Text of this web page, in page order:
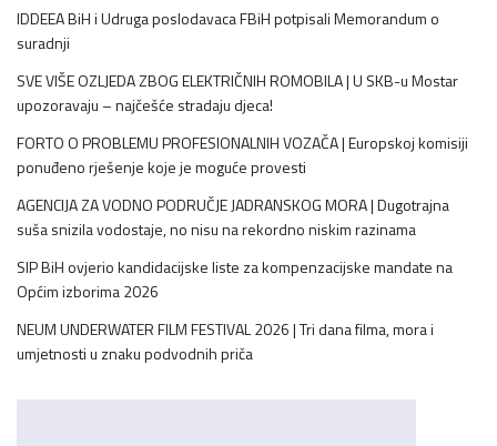
IDDEEA BiH i Udruga poslodavaca FBiH potpisali Memorandum o
suradnji
SVE VIŠE OZLJEDA ZBOG ELEKTRIČNIH ROMOBILA | U SKB-u Mostar
upozoravaju – najčešće stradaju djeca!
FORTO O PROBLEMU PROFESIONALNIH VOZAČA | Europskoj komisiji
ponuđeno rješenje koje je moguće provesti
AGENCIJA ZA VODNO PODRUČJE JADRANSKOG MORA | Dugotrajna
suša snizila vodostaje, no nisu na rekordno niskim razinama
SIP BiH ovjerio kandidacijske liste za kompenzacijske mandate na
Općim izborima 2026
NEUM UNDERWATER FILM FESTIVAL 2026 | Tri dana filma, mora i
umjetnosti u znaku podvodnih priča